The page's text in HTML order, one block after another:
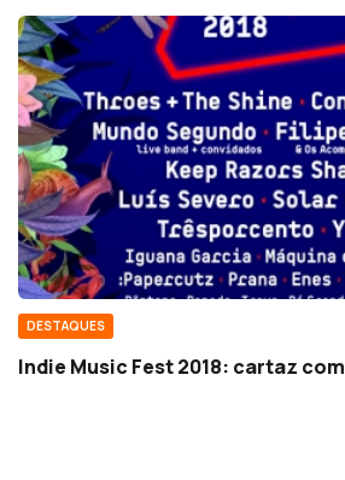
DESTAQUES
Indie Music Fest 2018: cartaz